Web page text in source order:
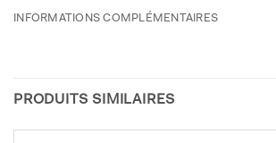
INFORMATIONS COMPLÉMENTAIRES
PRODUITS SIMILAIRES